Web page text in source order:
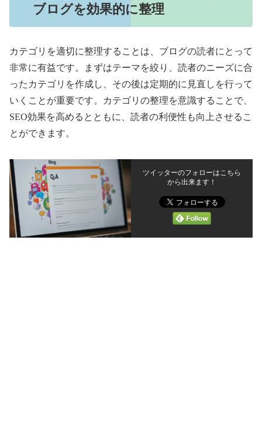
ブログを効果的に整理
カテゴリを適切に整理することは、ブログの読者にとって
非常に有益です。まずはテーマを絞り、読者のニーズに合
ったカテゴリを作成し、その後は定期的に見直しを行って
いくことが重要です。カテゴリの整理を意識することで、
SEO効果を高めるとともに、読者の利便性も向上させるこ
とができます。
ツイッターのフォローはこちら
から出来ます！